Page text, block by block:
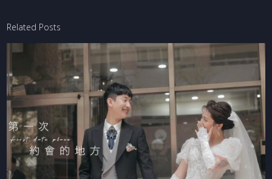
Related Posts